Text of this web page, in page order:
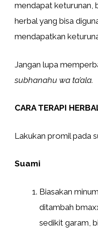
mendapat keturunan,
herbal yang bisa
mendapatkan
Jangan lupa
subhanahu wa ta’ala.
CARA TERAPI
Lakukan promil pada
Suami
Biasakan
ditambah
sedikit garam,